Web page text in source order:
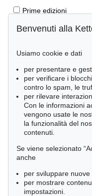
Prime edizioni
Manoscritti antichi
Libri per bambini
Lifestyle
Pietre miliari delle
Letteratura classica
Economia e diritto
Meraviglie della natura
Cimelia
Ordine:
Benvenuti alla
Usiamo cookie e dati
per presentare e
per verificare i
contro lo spam, le
per rilevare
Con le informazioni
vengono usate le
la funzionalità del
contenuti.
Se viene selezionato
anche
per sviluppare
per mostrare
impostazioni.